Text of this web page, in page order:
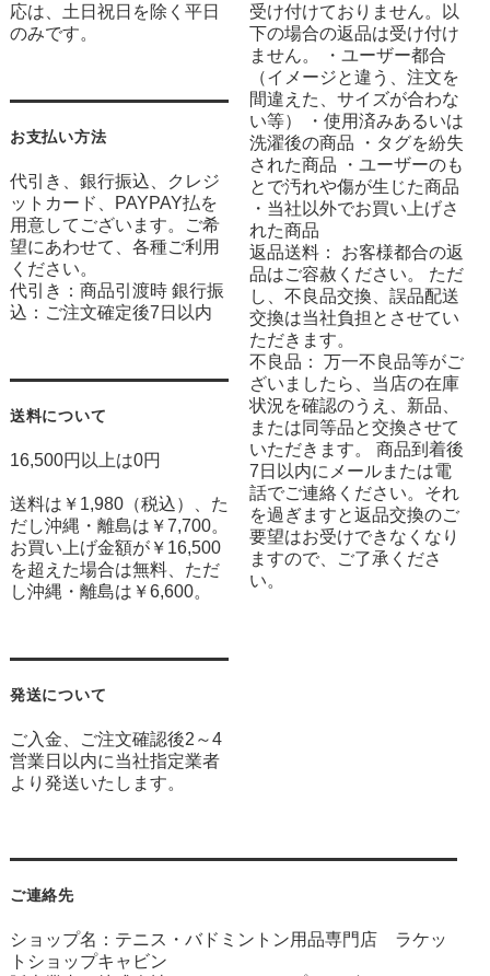
応は、土日祝日を除く平日
のみです。
お支払い方法
代引き、銀行振込、クレジ
ットカード、PAYPAY払を
用意してございます。ご希
望にあわせて、各種ご利用
ください。
代引き：商品引渡時 銀行振
込：ご注文確定後7日以内
送料について
16,500円以上は0円
送料は￥1,980（税込）、た
だし沖縄・離島は￥7,700。
お買い上げ金額が￥16,500
を超えた場合は無料、ただ
し沖縄・離島は￥6,600。
発送について
ご入金、ご注文確認後2～4
営業日以内に当社指定業者
より発送いたします。
受け付けておりません。以
下の場合の返品は受け付け
ません。 ・ユーザー都合
（イメージと違う、注文を
間違えた、サイズが合わな
い等） ・使用済みあるいは
洗濯後の商品 ・タグを紛失
された商品 ・ユーザーのも
とで汚れや傷が生じた商品
・当社以外でお買い上げさ
れた商品
返品送料： お客様都合の返
品はご容赦ください。 ただ
し、不良品交換、誤品配送
交換は当社負担とさせてい
ただきます。
不良品： 万一不良品等がご
ざいましたら、当店の在庫
状況を確認のうえ、新品、
または同等品と交換させて
いただきます。 商品到着後
7日以内にメールまたは電
話でご連絡ください。それ
を過ぎますと返品交換のご
要望はお受けできなくなり
ますので、ご了承くださ
い。
ご連絡先
ショップ名：テニス・バドミントン用品専門店 ラケッ
トショップキャビン